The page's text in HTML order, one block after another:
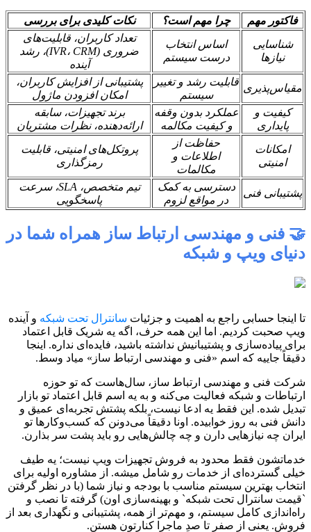
فاکتور مهم چرا مهم است؟
نکات کلیدی برای بررسی
شناسایی
نیازها
اساس انتخاب
درست سیستم
تعداد کاربران، قابلیت‌های
ضروری (IVR، CRM)، رشد
آینده
مقیاس‌پذیری
قابلیت رشد و تغییر
سیستم
پشتیبانی از افزایش کاربران،
امکان افزودن ماژول
کیفیت و
پایداری
عملکرد بدون وقفه
و کیفیت مکالمه
برند تجهیزات، سابقه
ارائه‌دهنده، نظرات مشتریان
امکانات
امنیتی
حفاظت از
اطلاعات و
مکالمات
پروتکل‌های امنیتی، قابلیت
رمزگذاری
پشتیبانی فنی
دسترسی به کمک
در مواقع لزوم
تیم متخصص، SLA، سرعت
پاسخگویی
🤝 فنی و مهندسی ارتباط ساز همراه شما در
دنیای ویپ و شبکه
تا اینجا حسابی راجع به اهمیت و جزئیات سانترال تحت شبکه و آینده
ویپ صحبت کردیم. اما این همه حرف، اگه یه شریک قابل اعتماد
برای پیاده‌سازی و پشتیبانیش نداشته باشید، فایده‌ای نداره. اینجا
دقیقاً جاییه که اسم «فنی و مهندسی ارتباط ساز» میاد وسط.
شرکت فنی و مهندسی ارتباط ساز، سال‌هاست که تو حوزه
ارتباطات و شبکه فعالیت می‌کنه و به یه اسم قابل اعتماد تو بازار
تبدیل شده. این فقط یه ادعا نیست، بلکه پشتش تجربه‌ای عمیق و
دانش فنی به روز خوابیده. اونا دقیقاً می‌دونن که کسب‌وکارها تو
ایران چه نیازهایی دارن و چه چالش‌هایی رو باید پشت سر بذارن.
خدماتشون فقط محدود به فروش تجهیزات ویپ نیست؛ یه طیف
خیلی گسترده‌ای از خدمات رو شامل میشه. از مشاوره اولیه برای
انتخاب بهترین سیستم مناسب با بودجه و نیاز شما (با در نظر گرفتن
`قیمت سانترال تحت شبکه` و بهینه‌سازی اون) گرفته تا نصب و
راه‌اندازی کامل سیستم، و مهم‌تر از همه، پشتیبانی و نگهداری بعد از
فروش. یعنی از صفر تا صدِ ماجرا کنارتون هستن.